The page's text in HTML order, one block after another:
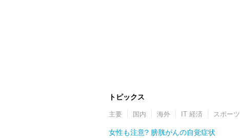
トピックス
主要 国内 海外 IT 経済 スポーツ
女性も注意? 膀胱がんの自覚症状